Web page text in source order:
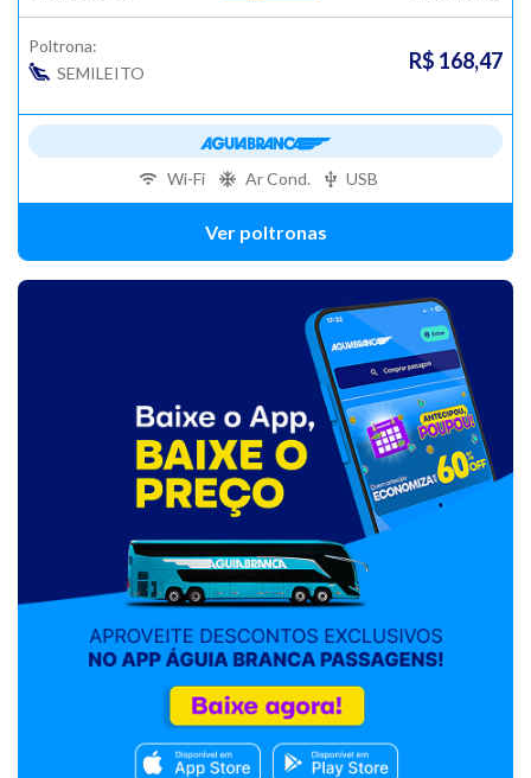
Poltrona:
SEMILEITO
R$ 168,47
Ver poltronas
Wi-Fi Ar Cond. USB